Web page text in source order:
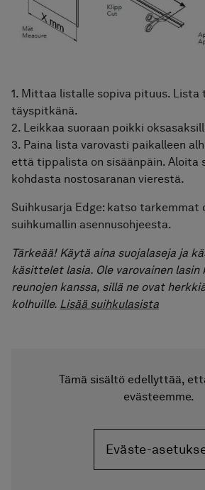
1. Mittaa listalle sopiva pituus. Lista
täyspitkänä.
2. Leikkaa suoraan poikki
3. Paina lista varovasti paikalleen
että tippalista on sisäänpäin. Aloita
kohdasta nostosaranan vierestä.
Suihkusarja Edge: katso tarkemmat
suihkumallin asennusohjeesta.
Tärkeää! Käytä aina suojalaseja ja
käsittelet lasia. Ole varovainen lasin
reunojen kanssa, sillä ne ovat
kolhuille. Lisää suihkulasista
Tämä sisältö edellyttää,
evästeemme.
Eväste-